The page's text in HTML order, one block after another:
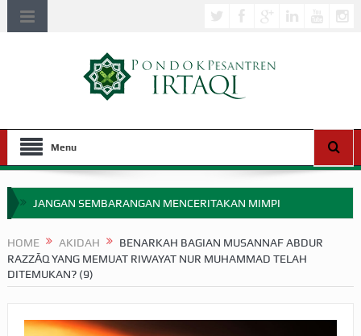
Menu
JANGAN SEMBARANGAN MENCERITAKAN MIMPI
MIMPI YANG DIABAIKAN MENJELANG PERANG BADAR
SEBELUM TIBA SAAT WAJIB?
HOME AKIDAH
BENARKAH BAGIAN MUSANNAF ABDUR
RAZZĀQ YANG MEMUAT RIWAYAT NUR MUHAMMAD TELAH
DITEMUKAN? (9)